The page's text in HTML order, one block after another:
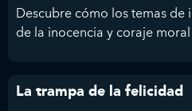
Descubre cómo los temas
de la inocencia y coraje
La trampa de la felicidad